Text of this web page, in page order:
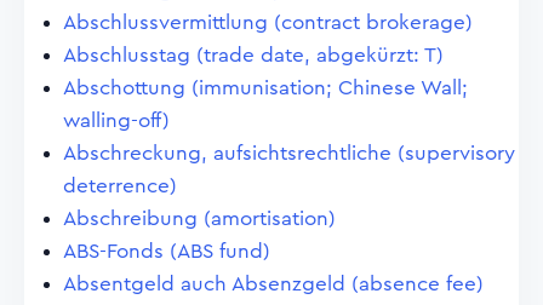
Abschlussvermittlung (contract brokerage)
Abschlusstag (trade date, abgekürzt: T)
Abschottung (immunisation; Chinese Wall;
walling-off)
Abschreckung, aufsichtsrechtliche (supervisory
deterrence)
Abschreibung (amortisation)
ABS-Fonds (ABS fund)
Absentgeld auch Absenzgeld (absence fee)